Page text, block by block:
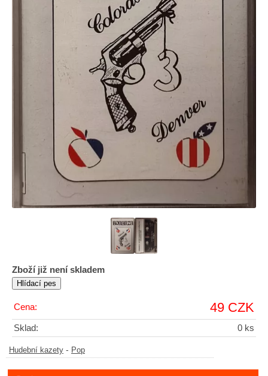
Zboží již není skladem
Cena: 49 CZK
Sklad: 0 ks
Hudební kazety - Pop